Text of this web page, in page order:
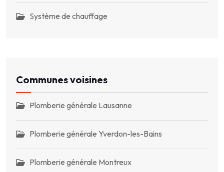
Système de chauffage
Communes voisines
Plomberie générale Lausanne
Plomberie générale Yverdon-les-Bains
Plomberie générale Montreux